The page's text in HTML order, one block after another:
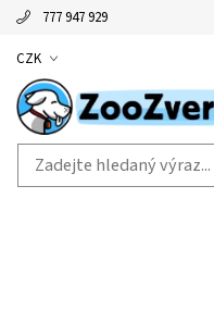
777 947 929
CZK